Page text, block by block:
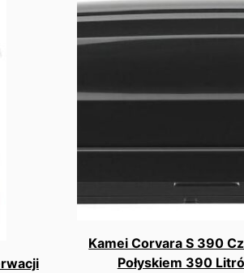
Kamei Corvara S 390
Połyskiem 390